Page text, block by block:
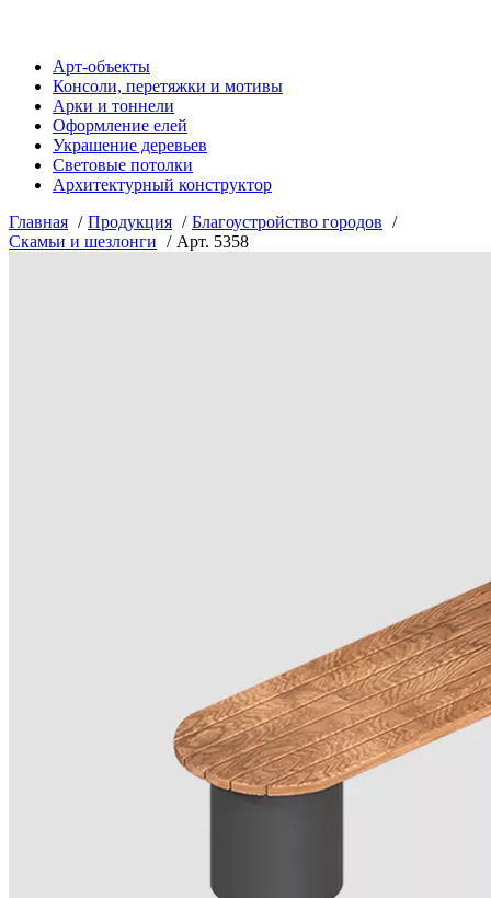
Арт-объекты
Консоли, перетяжки и мотивы
Арки и тоннели
Оформление елей
Украшение деревьев
Световые потолки
Архитектурный конструктор
Главная
Продукция
Благоустройство городов
Скамьи и шезлонги
Арт. 5358